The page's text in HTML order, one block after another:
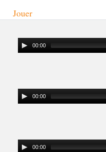
Jouer
00:00
00:00
00:00